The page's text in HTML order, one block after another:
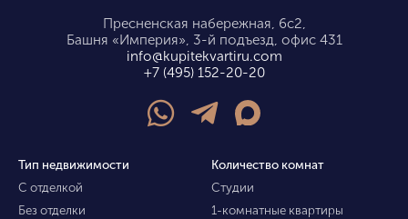
Пресненская набережная, 6с2,
Башня «Империя», 3-й подъезд, офис 431
info@kupitekvartiru.com
+7 (495) 152-20-20
Тип недвижимости
С отделкой
Без отделки
Количество комнат
Студии
1-комнатные квартиры